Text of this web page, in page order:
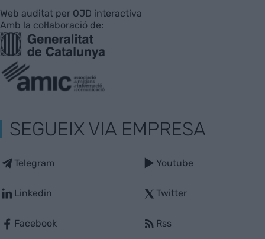
Web auditat per OJD interactiva
Amb la col·laboració de:
SEGUEIX VIA EMPRESA
Telegram
Linkedin
Facebook
Youtube
Twitter
Rss